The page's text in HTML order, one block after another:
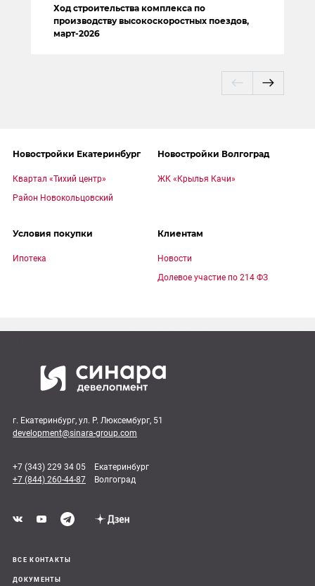
Ход строительства комплекса по
производству высокоскоростных поездов,
март-2026
Новостройки Екатеринбург
Квартал «Тихий центр»
Район Новокольцовский
Новостройки Волгоград
ЖК «Крылья Качи»
Условия покупки
Ипотека
Клиентам
Новости
Долевое участие по 214 ФЗ
г. Екатеринбург, ул. Р. Люксембург, 51
development@sinara-group.com
+7 (343) 229 34 05 Екатеринбург
+7 (844) 260-44-87 Волгоград
ВСЕ КОНТАКТЫ
ДОКУМЕНТЫ